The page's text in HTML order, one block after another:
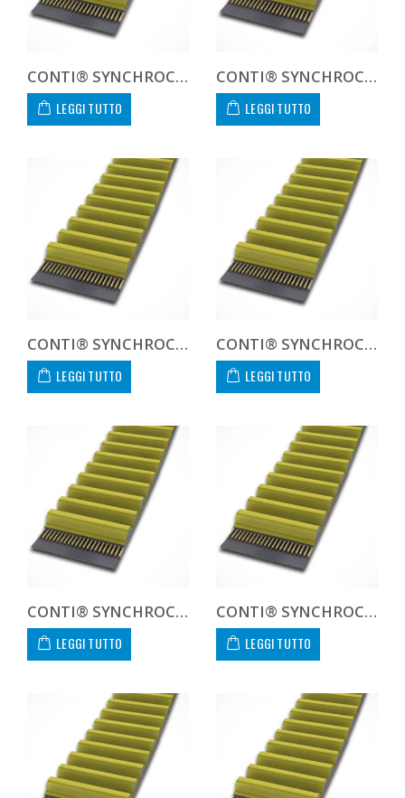
CONTI® SYNCHROCHAIN CTD 8M 2000 21
LEGGI TUTTO
CONTI® SYNCHROCHAIN CTD 8M 2200 21
LEGGI TUTTO
CONTI® SYNCHROCHAIN CTD 8M 2240 21
LEGGI TUTTO
CONTI® SYNCHROCHAIN CTD 8M 2400 21
LEGGI TUTTO
CONTI® SYNCHROCHAIN CTD 8M 2520 21
LEGGI TUTTO
CONTI® SYNCHROCHAIN CTD 8M 2600 21
LEGGI TUTTO